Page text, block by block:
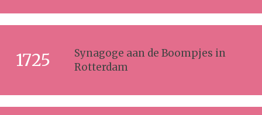
1725
Synagoge aan de Boompjes in
Rotterdam